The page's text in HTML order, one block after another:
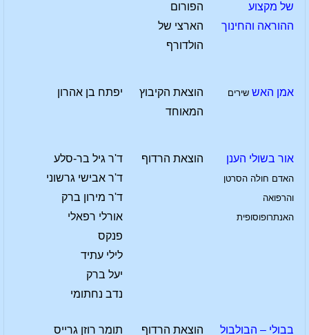
של מקצוע
ההוראה והחינוך
הפורום
הארצי של
הולדורף
אמן האש שירים
הוצאת הקיבוץ
המאוחד
יפתח בן אהרון
אור בשולי הענן
האדם חולה הסרטן
והרפואה
האנתרופוסופית
הוצאת הרדוף
ד'ר גיל בר-סלע
ד'ר אבישי גרשוני
ד'ר מירון ברק
אורלי רפאלי
פנקס
לילי עתיד
יעל ברק
נדב נחתומי
בבולי – הבולבול
הוצאת הרדוף תומר רוזן גרייס